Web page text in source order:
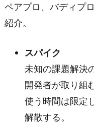
ペアプロ、バディプ
紹介。
スパイク
未知の課題解決
開発者が取り組む
使う時間は限定
解散する。